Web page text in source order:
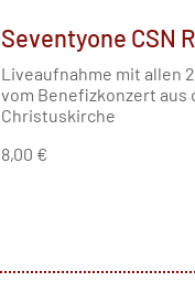
Seventyone CSN
Liveaufnahme mit allen
vom Benefizkonzert aus
Christuskirche
8,00 €